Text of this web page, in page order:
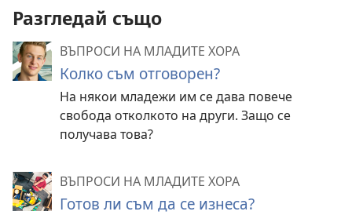
Разгледай също
ВЪПРОСИ НА МЛАДИТЕ ХОРА
Колко съм отговорен?
На някои младежи им се дава повече
свобода отколкото на други. Защо се
получава това?
ВЪПРОСИ НА МЛАДИТЕ ХОРА
Готов ли съм да се изнеса?